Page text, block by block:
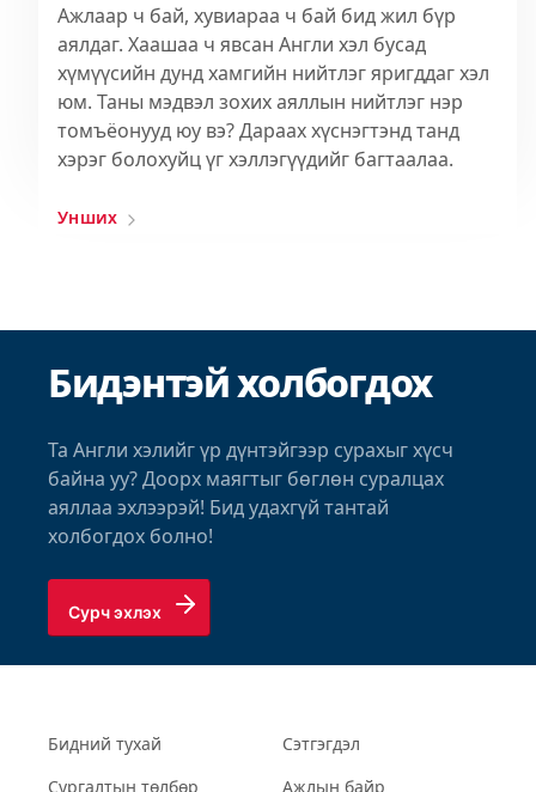
Ажлаар ч бай, хувиараа ч бай бид жил бүр
аялдаг. Хаашаа ч явсан Англи хэл бусад
хүмүүсийн дунд хамгийн нийтлэг яригддаг хэл
юм. Таны мэдвэл зохих аяллын нийтлэг нэр
томъёонууд юу вэ? Дараах хүснэгтэнд танд
хэрэг болохуйц үг хэллэгүүдийг багтаалаа.
Унших
Бидэнтэй холбогдох
Та Англи хэлийг үр дүнтэйгээр сурахыг хүсч
байна уу? Доорх маягтыг бөглөн суралцах
аяллаа эхлээрэй! Бид удахгүй тантай
холбогдох болно!
Сурч эхлэх
Бидний тухай
Сургалтын төлбөр
Сэтгэгдэл
Ажлын байр